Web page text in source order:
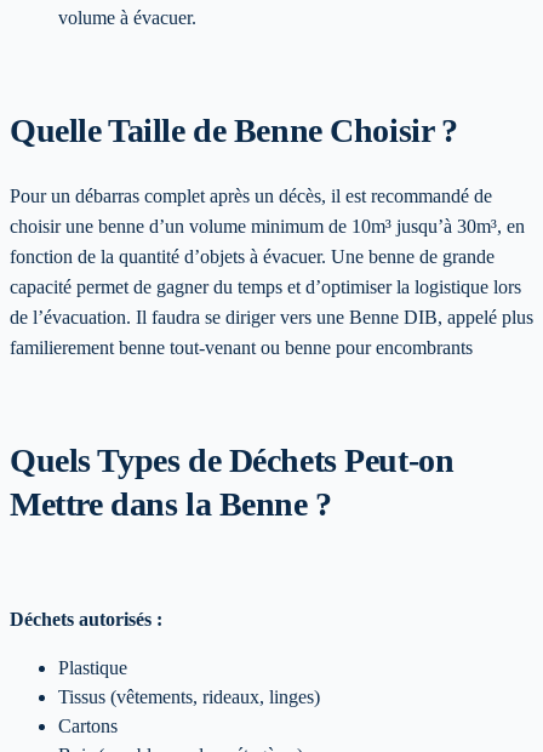
volume à évacuer.
Quelle Taille de Benne Choisir ?
Pour un débarras complet après un décès, il est recommandé de
choisir une benne d’un volume minimum de 10m³ jusqu’à 30m³, en
fonction de la quantité d’objets à évacuer. Une benne de grande
capacité permet de gagner du temps et d’optimiser la logistique lors
de l’évacuation. Il faudra se diriger vers une Benne DIB, appelé plus
familierement benne tout-venant ou benne pour encombrants
Quels Types de Déchets Peut-on
Mettre dans la Benne ?
Déchets autorisés :
Plastique
Tissus (vêtements, rideaux, linges)
Cartons